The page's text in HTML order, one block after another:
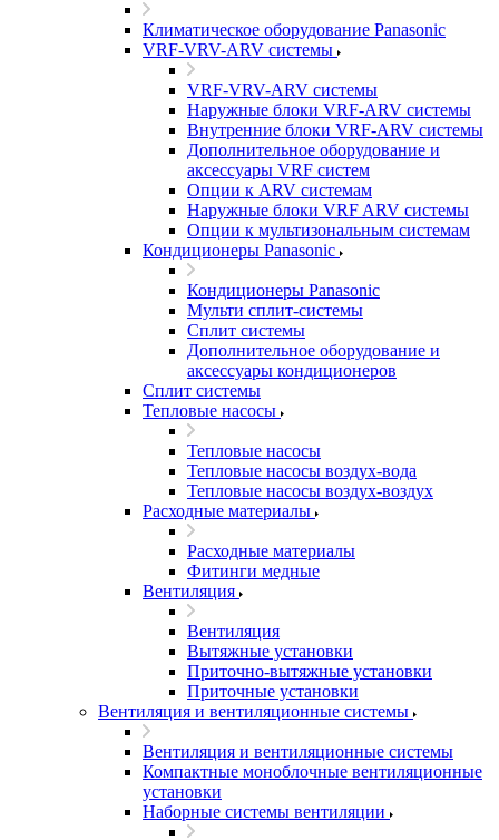
Климатическое оборудование Panasonic
VRF-VRV-ARV системы
VRF-VRV-ARV системы
Наружные блоки VRF-ARV системы
Внутренние блоки VRF-ARV системы
Дополнительное оборудование и
аксессуары VRF систем
Опции к ARV системам
Наружные блоки VRF ARV системы
Опции к мультизональным системам
Кондиционеры Panasonic
Кондиционеры Panasonic
Мульти сплит-системы
Сплит системы
Дополнительное оборудование и
аксессуары кондиционеров
Сплит системы
Тепловые насосы
Тепловые насосы
Тепловые насосы воздух-вода
Тепловые насосы воздух-воздух
Расходные материалы
Расходные материалы
Фитинги медные
Вентиляция
Вентиляция
Вытяжные установки
Приточно-вытяжные установки
Приточные установки
Вентиляция и вентиляционные системы
Вентиляция и вентиляционные системы
Компактные моноблочные вентиляционные
установки
Наборные системы вентиляции